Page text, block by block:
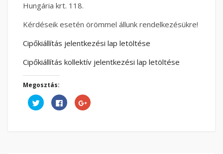
Hungária krt. 118.
Kérdéseik esetén örömmel állunk rendelkezésükre!
Cipőkiállítás jelentkezési lap letöltése
Cipőkiállítás kollektív jelentkezési lap letöltése
Megosztás:
Kattints
ide
Facebookon
való
megosztáshoz
Megosztás
a